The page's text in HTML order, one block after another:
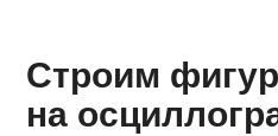
Строим
на